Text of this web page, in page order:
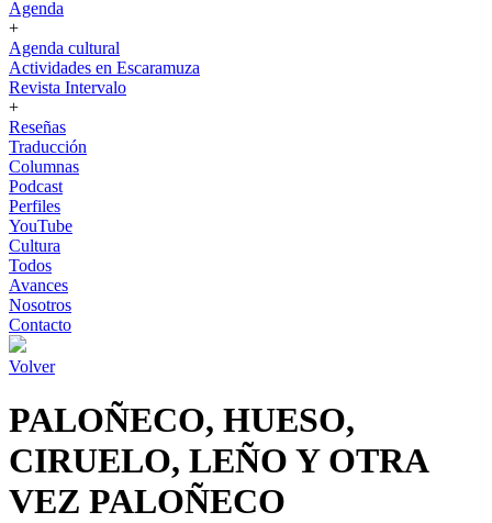
Agenda
+
Agenda cultural
Actividades en Escaramuza
Revista Intervalo
+
Reseñas
Traducción
Columnas
Podcast
Perfiles
YouTube
Cultura
Todos
Avances
Nosotros
Contacto
Volver
PALOÑECO, HUESO,
CIRUELO, LEÑO Y OTRA
VEZ PALOÑECO